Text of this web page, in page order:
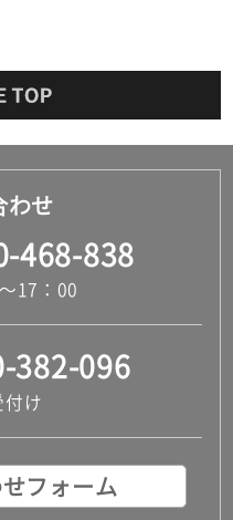
わせ
468-838
17：00
382-096
け
フォーム